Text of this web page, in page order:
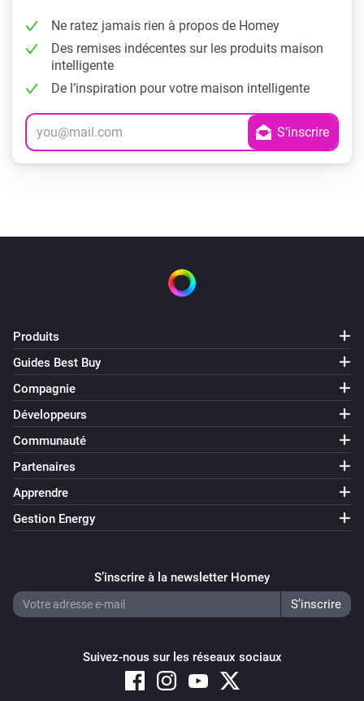
Ne ratez jamais rien à propos de Homey
Des remises indécentes sur les produits maison
intelligente
De l’inspiration pour votre maison intelligente
Produits
Guides Best Buy
Compagnie
Développeurs
Communauté
Partenaires
Apprendre
Gestion Energy
S’inscrire à la newsletter Homey
Suivez-nous sur les réseaux sociaux